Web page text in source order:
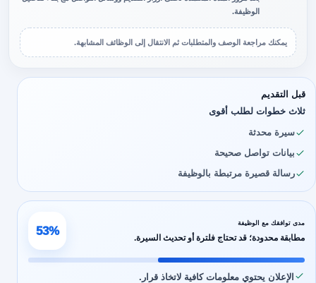
الوظيفة.
يمكنك مراجعة الوصف والمتطلبات ثم الانتقال إلى الوظائف المشابهة.
قبل التقديم
ثلاث خطوات لطلب أقوى
سيرة محدثة
بيانات تواصل صحيحة
رسالة قصيرة مرتبطة بالوظيفة
مدى توافقك مع الوظيفة
مطابقة محدودة؛ قد تحتاج فلترة أو تحديث السيرة. 53%
الإعلان يحتوي معلومات كافية لاتخاذ قرار.